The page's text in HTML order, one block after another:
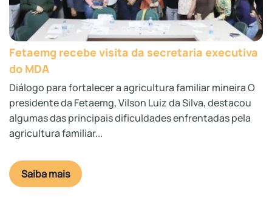
Fetaemg recebe visita da secretaria executiva
do MDA
Diálogo para fortalecer a agricultura familiar mineira O
presidente da Fetaemg, Vilson Luiz da Silva, destacou
algumas das principais dificuldades enfrentadas pela
agricultura familiar...
Saiba mais